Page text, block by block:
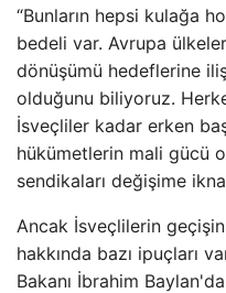
“Bunların hepsi kulağa
bedeli var. Avrupa
dönüşümü hedeflerine
olduğunu biliyoruz.
İsveçliler kadar erken
hükümetlerin mali gücü
sendikaları değişime
Ancak İsveçlilerin
hakkında bazı ipuçları
Bakanı İbrahim